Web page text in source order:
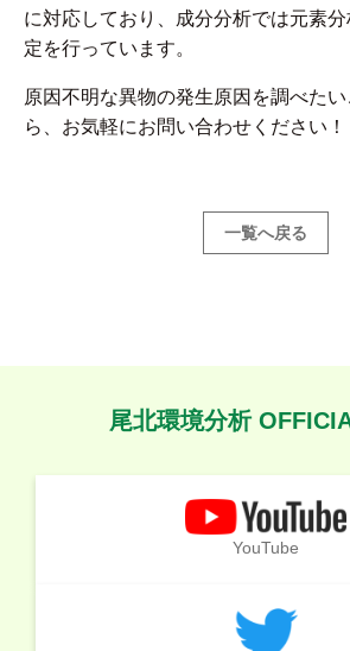
に対応しており、成分分析では元素
定を行っています。
原因不明な異物の発生原因を調べた
ら、お気軽にお問い合わせください！
一覧へ戻る
尾北環境分析
YouTube